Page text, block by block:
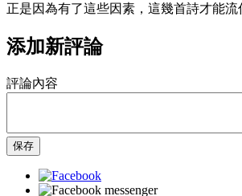
正是因為有了這些因素，這幾首詩才能流
添加新評論
評論內容
保存